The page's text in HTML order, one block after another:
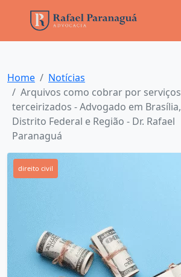
Home
Notícias
Arquivos como cobrar por serviços
terceirizados - Advogado em Brasília,
Distrito Federal e Região - Dr. Rafael
Paranaguá
direito civil